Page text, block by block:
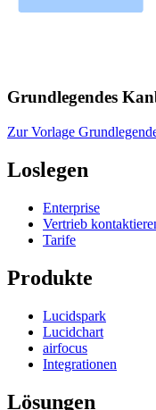
Grundlegendes
Zur Vorlage
Loslegen
Enterprise
Vertrieb
Tarife
Produkte
Lucidspark
Lucidchart
airfocus
Integrationen
Lösungen